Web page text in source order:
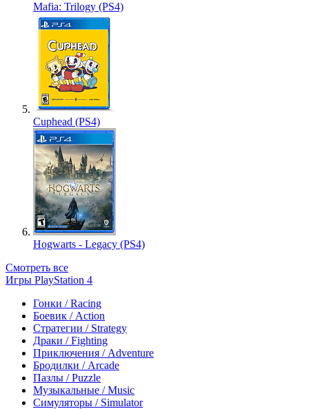
Mafia: Trilogy (PS4)
Cuphead (PS4)
Hogwarts - Legacy (PS4)
Смотреть все
Игры PlayStation 4
Гонки / Racing
Боевик / Action
Стратегии / Strategy
Драки / Fighting
Приключения / Adventure
Бродилки / Arcade
Пазлы / Puzzle
Музыкальные / Music
Симуляторы / Simulator